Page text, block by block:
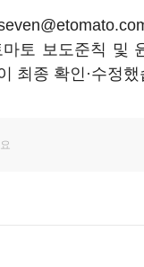
토 보도준칙 및
최종 확인·수정했